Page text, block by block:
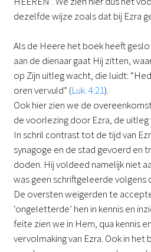
dezelfde wijze zoals dat bij Ezra
Als de Heere het boek heeft
aan de dienaar gaat Hij zitten,
op Zijn uitleg wacht, die luidt:
oren vervuld” (Luk. 4:21).
Ook hier zien we de
de voorlezing door Ezra, de
In schril contrast tot de tijd van
synagoge en de stad gevoerd en
doden. Hij voldeed namelijk niet
was geen schriftgeleerde volgens
De oversten weigerden te
‘ongeletterde’ hen in kennis en
feite zien we in Hem, qua kennis
vervolmaking van Ezra. Ook in het